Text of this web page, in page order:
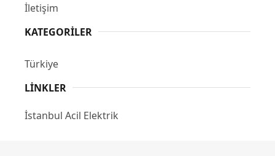
İletişim
KATEGORILER
Türkiye
LINKLER
İstanbul Acil Elektrik